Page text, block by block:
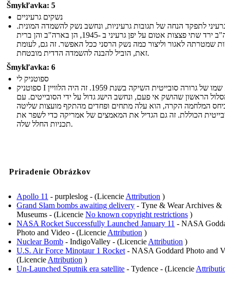
Šmykľavka: 5
נשקים גרעיניים
לתפקד הנחה של תגובות גרעיניות, ונחשב נשק להשמדה המונית.
ארה"ב ירד שתי פצצות אטום על יפן גרעיני ב -1945, הן בארה"ב והן ברית
שמטרתה לאגור וליצור כמה נשק הרסני ככל האפשר. זה גם, לעומת
זאת, הוביל להבנה להשמדה הדדית מובטחת.
Šmykľavka: 6
ספוטניק לי
ספוטניק I הוא שמו של גרורה סובייטית השיקה בשנת 1959. זה היה הלוויין
הראשון שהושק אי פעם, ונחשב הישג גדול על ידי הסובייטים. עם
המלחמה הקרה, הוא עלה מתחים ופחדים מהתקף מועצות שליטה
הכוללת. זה גם הגדיל את המאמצים של אמריקה כדי לשפר את
תכניות החלל שלה.
Priradenie Obrázkov
Apollo 11 - purpleslog - (Licencie Attribution )
Grand Slam bombs awaiting delivery - Tyne & Wear Archives &
Museums - (Licencie No known copyright restrictions )
NASA Rocket Successfully Launched January 11 - NASA
Photo and Video - (Licencie Attribution )
Nuclear Bomb - IndigoValley - (Licencie Attribution )
U.S. Air Force Minotaur 1 Rocket - NASA Goddard Photo and
(Licencie Attribution )
Un-Launched Sputnik era satellite - Tydence - (Licencie